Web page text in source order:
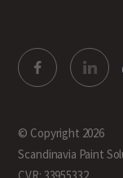
© Copyright 2026
Scandinavia Paint